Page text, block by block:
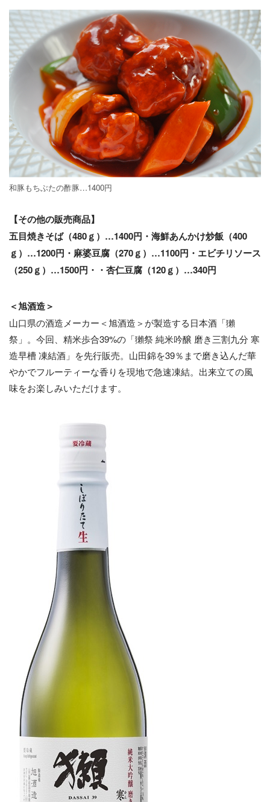
和豚もちぶたの酢豚…1400円
【その他の販売商品】
五目焼きそば（480ｇ）…1400円・海鮮あんかけ炒飯（400
ｇ）…1200円・麻婆豆腐（270ｇ）…1100円・エビチリソース
（250ｇ）…1500円・・杏仁豆腐（120ｇ）…340円
＜旭酒造＞
山口県の酒造メーカー＜旭酒造＞が製造する日本酒「獺
祭」。今回、精米歩合39%の「獺祭 純米吟醸 磨き三割九分 寒
造早槽 凍結酒」を先行販売。山田錦を39％まで磨き込んだ華
やかでフルーティーな香りを現地で急速凍結。出来立ての風
味をお楽しみいただけます。